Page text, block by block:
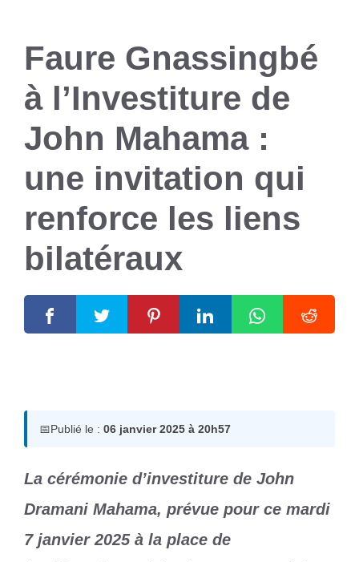
Faure Gnassingbé
à l’Investiture de
John Mahama :
une invitation qui
renforce les liens
bilatéraux
📅Publié le : 06 janvier 2025 à 20h57
La cérémonie d’investiture de John
Dramani Mahama, prévue pour ce mardi
7 janvier 2025 à la place de